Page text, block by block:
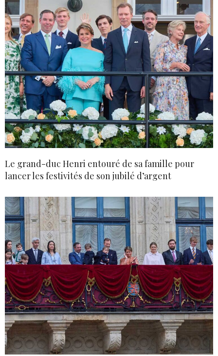
Le grand-duc Henri entouré de sa famille pour
lancer les festivités de son jubilé d’argent